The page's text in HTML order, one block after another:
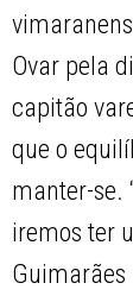
Ovar pela
capitão
que o
manter-se.
iremos ter
Guimarães